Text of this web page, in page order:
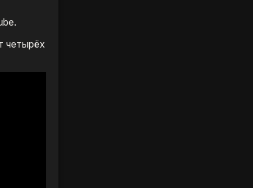
четырёх